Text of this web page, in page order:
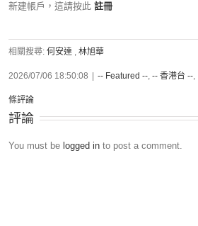
新建帳戶，這請按此 註冊
相關搜尋: 何安達 , 林旭華
2026/07/06 18:50:08 -- Featured --, -- 香港台 --,
條評論
評論
You must be logged in to post a comment.